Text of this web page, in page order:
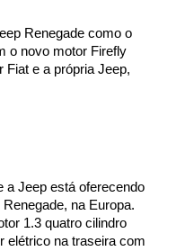
Renegade como o
o novo motor Firefly
Fiat e a própria Jeep,
a Jeep está oferecendo
na Europa.
1.3 quatro cilindro
elétrico na traseira com